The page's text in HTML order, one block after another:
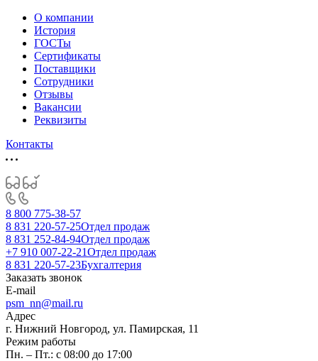
О компании
История
ГОСТы
Сертификаты
Поставщики
Сотрудники
Отзывы
Вакансии
Реквизиты
Контакты
8 800 775-38-57
8 831 220-57-25Отдел продаж
8 831 252-84-94Отдел продаж
+7 910 007-22-21Отдел продаж
8 831 220-57-23Бухгалтерия
Заказать звонок
E-mail
psm_nn@mail.ru
Адрес
г. Нижний Новгород, ул. Памирская, 11
Режим работы
Пн. – Пт.: с 08:00 до 17:00